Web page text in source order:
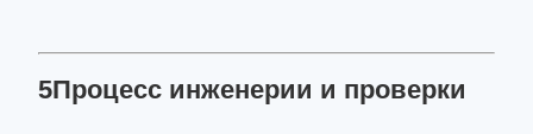
5Процесс инженерии и проверки